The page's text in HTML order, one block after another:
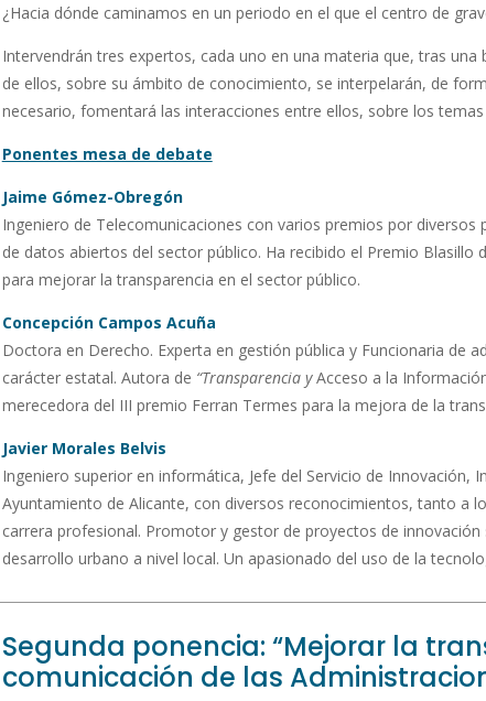
¿Hacia dónde caminamos en un periodo en el que el centro de
Intervendrán tres expertos, cada uno en una materia que, tras
de ellos, sobre su ámbito de conocimiento, se interpelarán, de
necesario, fomentará las interacciones entre ellos, sobre los
Ponentes mesa de debate
Jaime Gómez-Obregón
Ingeniero de Telecomunicaciones con varios premios por
de datos abiertos del sector público. Ha recibido el Premio Blasillo
para mejorar la transparencia en el sector público.
Concepción Campos Acuña
Doctora en Derecho. Experta en gestión pública y Funcionaria de
carácter estatal. Autora de “Transparencia yAcceso a la
merecedora del III premio Ferran Termes para la mejora de la
Javier Morales Belvis
Ingeniero superior en informática, Jefe del Servicio de Innovación,
Ayuntamiento de Alicante, con diversos reconocimientos, tanto a
carrera profesional. Promotor y gestor de proyectos de
desarrollo urbano a nivel local. Un apasionado del uso de la
Segunda ponencia: “Mejorar la
comunicación de las